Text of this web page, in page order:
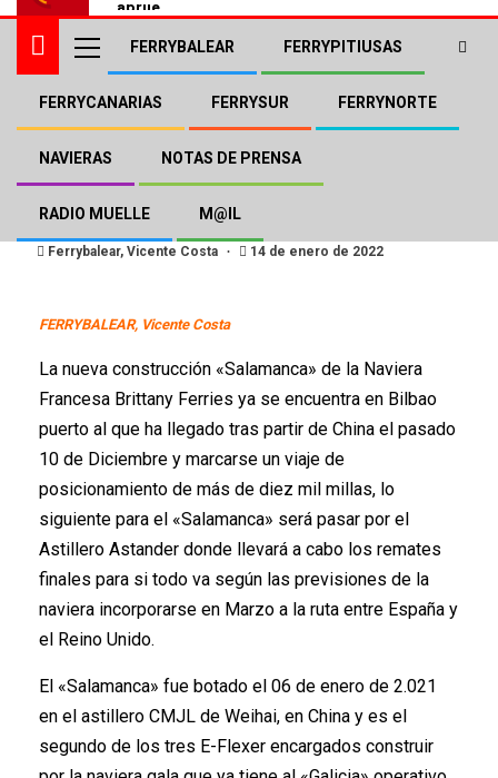
FERRYBALEAR FERRYPITIUSAS
FERRYCANARIAS FERRYSUR FERRYNORTE
NAVIERAS NOTAS DE PRENSA
RADIO MUELLE M@IL
El «Salamanca» de Brittany
llega a Bilbao
Ferrybalear, Vicente Costa 14 de enero de 2022
FERRYBALEAR, Vicente Costa
La nueva construcción «Salamanca» de la Naviera
Francesa Brittany Ferries ya se encuentra en Bilbao
puerto al que ha llegado tras partir de China el pasado
10 de Diciembre y marcarse un viaje de
posicionamiento de más de diez mil millas, lo
siguiente para el «Salamanca» será pasar por el
Astillero Astander donde llevará a cabo los remates
finales para si todo va según las previsiones de la
naviera incorporarse en Marzo a la ruta entre España y
el Reino Unido.
El «Salamanca» fue botado el 06 de enero de 2.021
en el astillero CMJL de Weihai, en China y es el
segundo de los tres E-Flexer encargados construir